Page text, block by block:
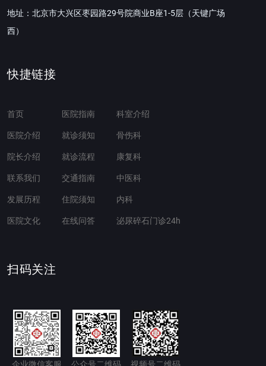
地址：北京市大兴区枣园路29号院商业B座1-5层（天键广场
西）
快捷链接
首页
医院介绍
院长介绍
联系我们
发展历程
医院文化
医院指南
就诊须知
就诊流程
交通指南
住院须知
在线问答
科室介绍
骨伤科
康复科
中医科
内科
泌尿碎石门诊24h
扫码关注
企业微信客服 公众号二维码 视频号二维码